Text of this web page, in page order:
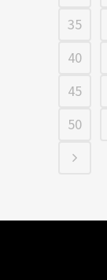
35
40
45
50